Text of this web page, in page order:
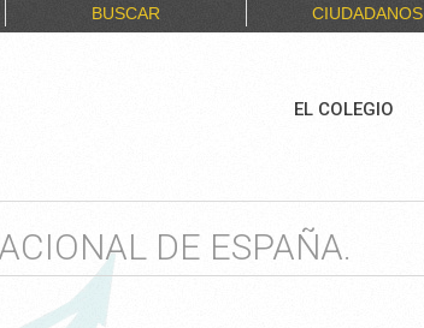
BUSCAR CIUDADANOS
EL COLEGIO
DE ESPAÑA.